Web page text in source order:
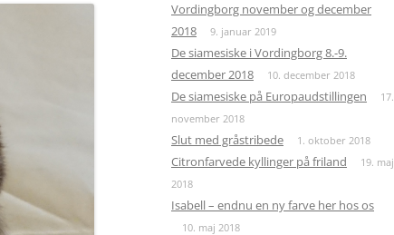
Vordingborg november og december
2018
9. januar 2019
De siamesiske i Vordingborg 8.-9.
december 2018
10. december 2018
De siamesiske på Europaudstillingen
17.
november 2018
Slut med gråstribede 1. oktober 2018
Citronfarvede kyllinger på friland
19. maj
2018
Isabell – endnu en ny farve her hos os
10. maj 2018